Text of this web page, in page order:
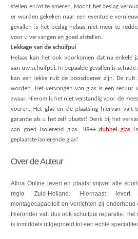
stellen en/of te smeren. Mocht het beslag
er worden gekeken naar een eventuele
gevallen is het beslag helaas niet meer te
voor u vervangen en goed afstellen.
Lekkage van de schuifpui
Helaas kan het ook voorkomen dat na enkele
aan uw schuifpui. In bepaalde gevallen is
kan een lekke ruit de boosdoener zijn. De ruit
worden. Het vervangen van glas is een secuur
zwaar. Hierom is het niet verstandig voor de
voeren. Het glas en de plaatsing hiervan valt
garantie als u het zelf plaatst! Denk bij het
aan goed isolerend glas. HR++ dubbel glas
geplaatste isolerende glas!
Over de Auteur
Alhra Online levert en plaatst vrijwel alle
regio Zuid-Holland. Hiernaast
montagecapaciteit en verrichten zij
Hieronder valt dus ook schuifpui reparatie.
is inmiddels uitgegroeid tot een echte